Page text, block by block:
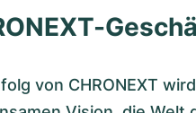
von CHRONEXT